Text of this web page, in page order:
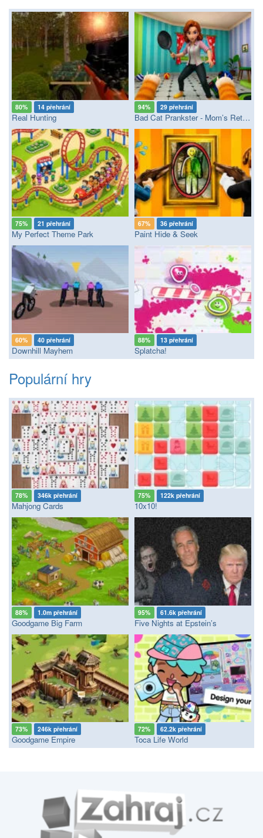
80% 14 přehrání
Real Hunting
94% 29 přehrání
Bad Cat Prankster - Mom’s Return
75% 21 přehrání
My Perfect Theme Park
67% 36 přehrání
Paint Hide & Seek
60% 40 přehrání
Downhill Mayhem
88% 13 přehrání
Splatcha!
Populární hry
78% 346k přehrání
Mahjong Cards
75% 122k přehrání
10x10!
88% 1.0m přehrání
Goodgame Big Farm
95% 61.6k přehrání
Five Nights at Epstein’s
73% 246k přehrání
Goodgame Empire
72% 62.2k přehrání
Toca Life World